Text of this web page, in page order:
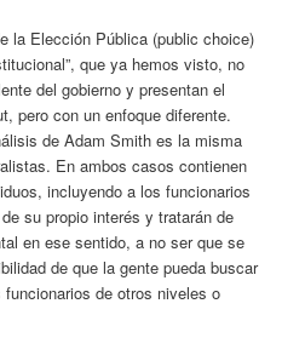
la Elección Pública (public choice)
que ya hemos visto, no
del gobierno y presentan el
pero con un enfoque diferente.
de Adam Smith es la misma
En ambos casos contienen
incluyendo a los funcionarios
su propio interés y tratarán de
en ese sentido, a no ser que se
de que la gente pueda buscar
de otros niveles o